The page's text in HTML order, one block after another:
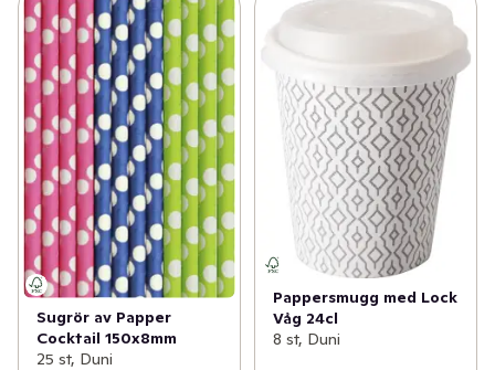
Sugrör av Papper
Cocktail 150x8mm
25 st, Duni
Pappersmugg med Lock
Våg 24cl
8 st, Duni